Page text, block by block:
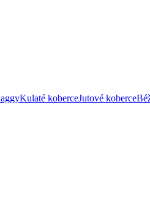
Kulaté koberceJutové koberce